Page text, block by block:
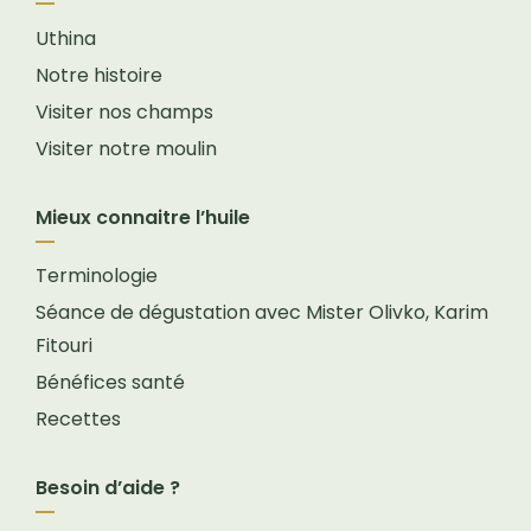
Uthina
Notre histoire
Visiter nos champs
Visiter notre moulin
Mieux connaitre l’huile
Terminologie
Séance de dégustation avec Mister Olivko, Karim
Fitouri
Bénéfices santé
Recettes
Besoin d’aide ?